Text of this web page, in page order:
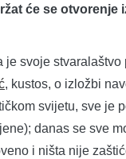
će se otvorenje
je svoje
, kustos, o izložbi
svijetu, sve je
danas se sve
i ništa nije